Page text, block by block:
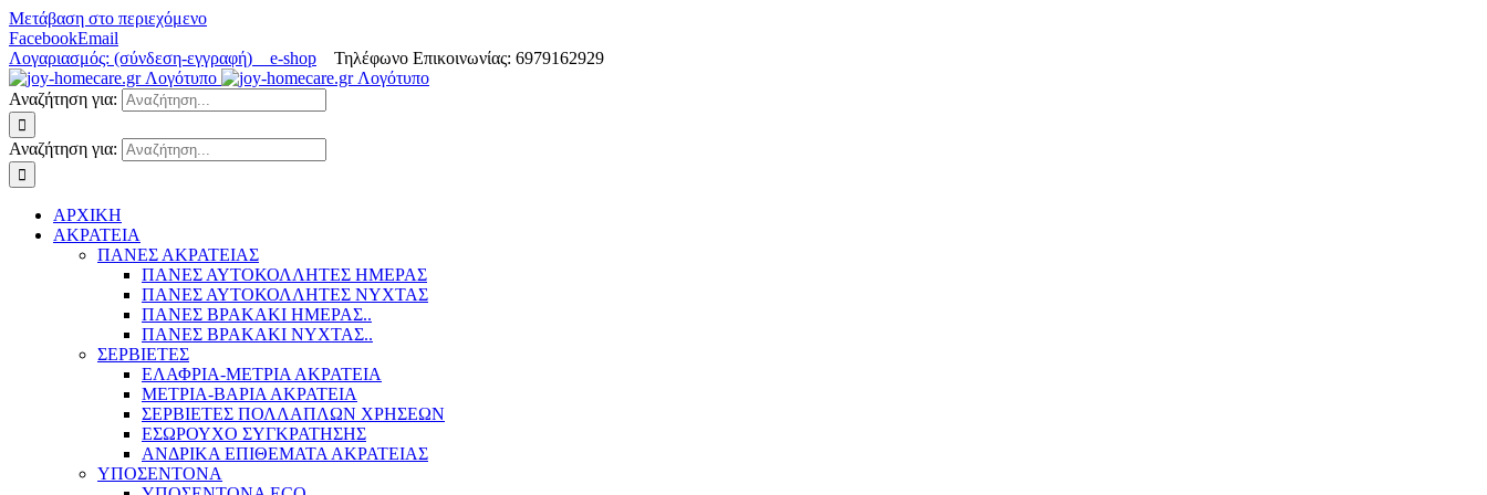
Μετάβαση στο περιεχόμενο
FacebookEmail
Λογαριασμός: (σύνδεση-εγγραφή) e-shop Τηλέφωνο Επικοινωνίας: 6979162929
Αναζήτηση για:
Αναζήτηση για:
ΑΡΧΙΚΗ
ΑΚΡΑΤΕΙΑ
ΠΑΝΕΣ ΑΚΡΑΤΕΙΑΣ
ΠΑΝΕΣ ΑΥΤΟΚΟΛΛΗΤΕΣ ΗΜΕΡΑΣ
ΠΑΝΕΣ ΑΥΤΟΚΟΛΛΗΤΕΣ ΝΥΧΤΑΣ
ΠΑΝΕΣ ΒΡΑΚΑΚΙ ΗΜΕΡΑΣ..
ΠΑΝΕΣ ΒΡΑΚΑΚΙ ΝΥΧΤΑΣ..
ΣΕΡΒΙΕΤΕΣ
ΕΛΑΦΡΙΑ-ΜΕΤΡΙΑ ΑΚΡΑΤΕΙΑ
ΜΕΤΡΙΑ-ΒΑΡΙΑ ΑΚΡΑΤΕΙΑ
ΣΕΡΒΙΕΤΕΣ ΠΟΛΛΑΠΛΩΝ ΧΡΗΣΕΩΝ
ΕΣΩΡΟΥΧΟ ΣΥΓΚΡΑΤΗΣΗΣ
ΑΝΔΡΙΚΑ ΕΠΙΘΕΜΑΤΑ ΑΚΡΑΤΕΙΑΣ
ΥΠΟΣΕΝΤΟΝΑ